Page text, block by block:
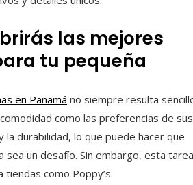
las mejores
tu pequeña
en Panamá no siempre resulta
como las preferencias de sus
la durabilidad, lo que puede hacer que
sea un desafío. Sin embargo, esta
como Poppy’s.